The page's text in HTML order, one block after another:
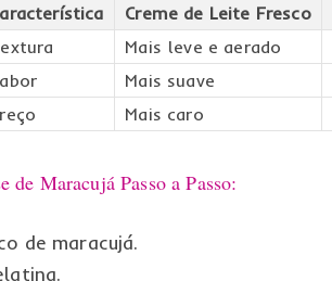
Creme de Leite Fresco
Mais leve e aerado
Mais suave
Mais caro
de Maracujá Passo a Passo:
de maracujá.